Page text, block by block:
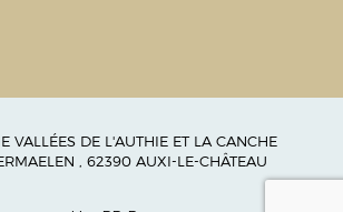
VALLÉES DE L'AUTHIE ET LA CANCHE
, 62390 AUXI-LE-CHÂTEAU